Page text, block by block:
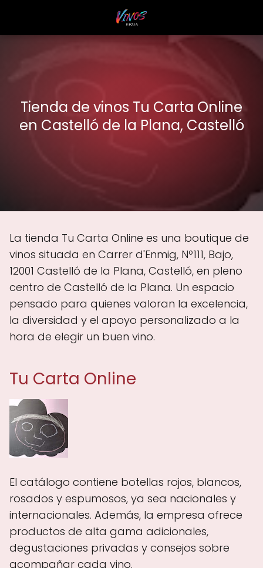
Tienda de vinos Tu Carta Online
en Castelló de la Plana, Castelló
La tienda Tu Carta Online es una boutique de
vinos situada en Carrer d'Enmig, Nº111, Bajo,
12001 Castelló de la Plana, Castelló, en pleno
centro de Castelló de la Plana. Un espacio
pensado para quienes valoran la excelencia,
la diversidad y el apoyo personalizado a la
hora de elegir un buen vino.
Tu Carta Online
El catálogo contiene botellas rojos, blancos,
rosados y espumosos, ya sea nacionales y
internacionales. Además, la empresa ofrece
productos de alta gama adicionales,
degustaciones privadas y consejos sobre
acompañar cada vino.